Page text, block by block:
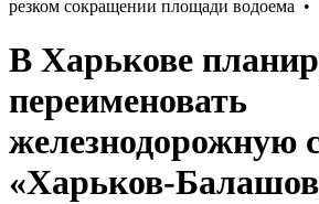
В Харькове
переименовать
железнодорожную
«Харьков-